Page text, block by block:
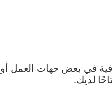
إضافية في بعض جهات العمل أو
لديك.